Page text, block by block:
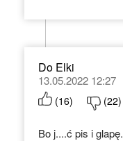
Do Elki
13.05.2022 12:27
(16) (22)
Bo j....ć pis i glapę.